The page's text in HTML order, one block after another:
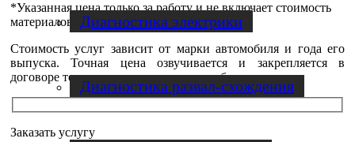
Диагностика электрики
Диагностика развал-схождения
*Указанная цена только за работу и не включает стоимость
материалов.
Стоимость услуг зависит от марки автомобиля и года его
выпуска. Точная цена озвучивается и закрепляется в
договоре только после осмотра автомобиля.
Заказать услугу